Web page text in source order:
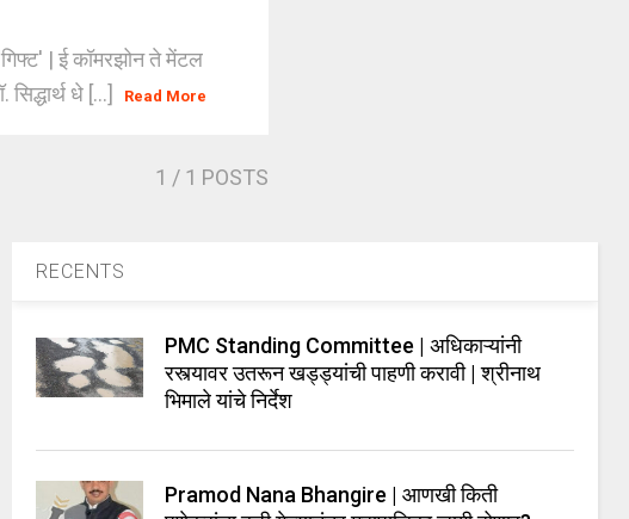
| ई कॉमरझोन ते मेंटल
धे [...]
Read More
1 / 1 POSTS
RECENTS
PMC Standing Committee | अधिकाऱ्यांनी
रस्त्यावर उतरून खड्ड्यांची पाहणी करावी | श्रीनाथ
भिमाले यांचे निर्देश
Pramod Nana Bhangire | आणखी किती